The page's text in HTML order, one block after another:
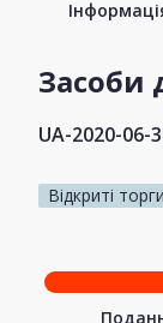
Засоби
UA-2020-06-
Відкриті торги